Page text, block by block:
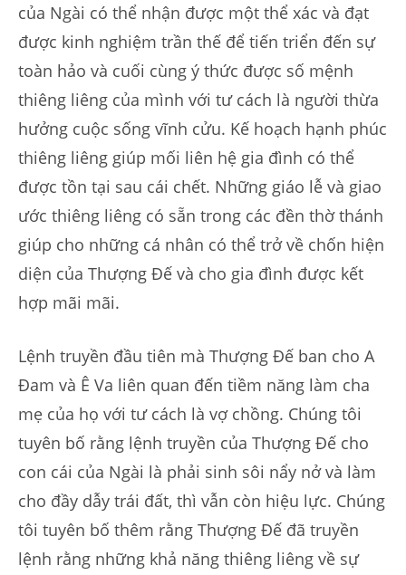
của Ngài có thể nhận được một thể xác và đạt
được kinh nghiệm trần thế để tiến triển đến sự
toàn hảo và cuối cùng ý thức được số mệnh
thiêng liêng của mình với tư cách là người thừa
hưởng cuộc sống vĩnh cửu. Kế hoạch hạnh phúc
thiêng liêng giúp mối liên hệ gia đình có thể
được tồn tại sau cái chết. Những giáo lễ và giao
ước thiêng liêng có sẵn trong các đền thờ thánh
giúp cho những cá nhân có thể trở về chốn hiện
diện của Thượng Đế và cho gia đình được kết
hợp mãi mãi.
Lệnh truyền đầu tiên mà Thượng Đế ban cho A
Đam và Ê Va liên quan đến tiềm năng làm cha
mẹ của họ với tư cách là vợ chồng. Chúng tôi
tuyên bố rằng lệnh truyền của Thượng Đế cho
con cái của Ngài là phải sinh sôi nẩy nở và làm
cho đầy dẫy trái đất, thì vẫn còn hiệu lực. Chúng
tôi tuyên bố thêm rằng Thượng Đế đã truyền
lệnh rằng những khả năng thiêng liêng về sự